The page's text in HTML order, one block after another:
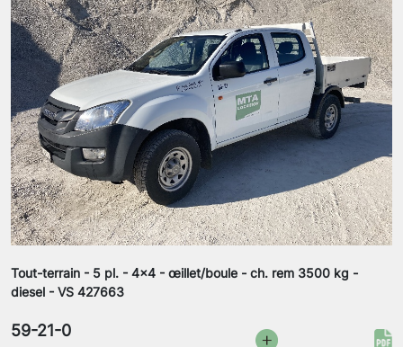
Tout-terrain - 5 pl. - 4x4 - œillet/boule - ch. rem 3500 kg -
diesel - VS 427663
59-21-0